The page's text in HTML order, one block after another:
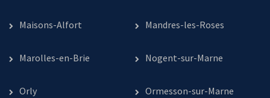
Maisons-Alfort Mandres-les-Roses
Marolles-en-Brie Nogent-sur-Marne
Orly Ormesson-sur-Marne